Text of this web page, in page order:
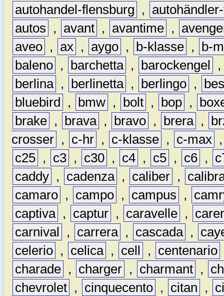
autohandel-flensburg
,
autos
, avant , avantime ,
aveo , ax , aygo , b-klasse ,
b-
baleno , barchetta , barockengel
berlina , berlinetta , berlingo ,
bluebird
, bmw , bolt , bop ,
brake , brava , bravo , brera ,
crosser , c-hr , c-klasse , c-max
c25 , c3 , c30 , c4 , c5 , c6 ,
caddy , cadenza , caliber ,
camaro , campo , campus ,
captiva , captur , caravelle ,
carnival
, carrera , cascada ,
celerio , celica , cell , centenario
charade , charger , charmant ,
chevrolet , cinquecento , citan ,